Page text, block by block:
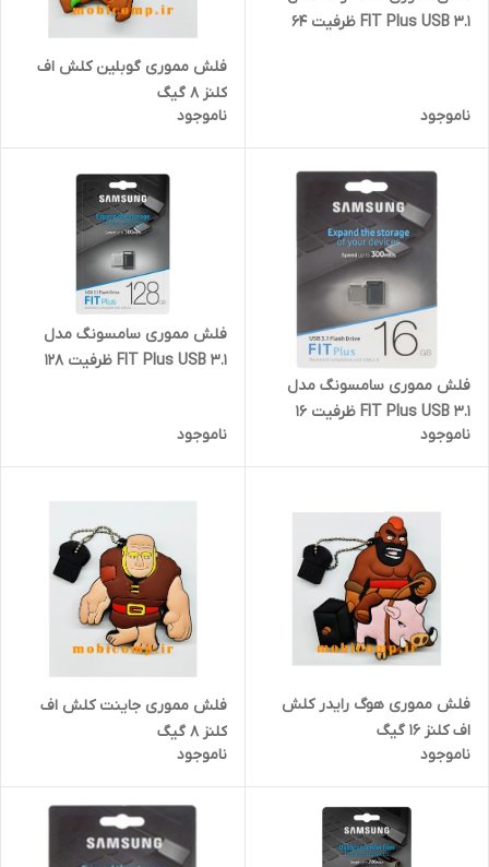
FIT Plus USB 3.1 ظرفیت 64
ناموجود
فلش مموری گوبلین کلش اف
کلنز 8 گیگ
ناموجود
فلش مموری سامسونگ مدل
FIT Plus USB 3.1 ظرفیت 16
گیگابایت
ناموجود
فلش مموری سامسونگ مدل
FIT Plus USB 3.1 ظرفیت 128
ناموجود
فلش مموری هوگ رایدر کلش
اف کلنز 16 گیگ
ناموجود
فلش مموری جاینت کلش اف
کلنز 8 گیگ
ناموجود